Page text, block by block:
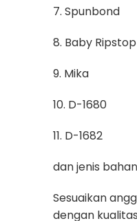
7. Spunbond
8. Baby Ripstop
9. Mika
10. D-1680
11. D-1682
dan jenis
Sesuaikan
dengan